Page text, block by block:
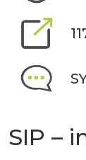
SIP –